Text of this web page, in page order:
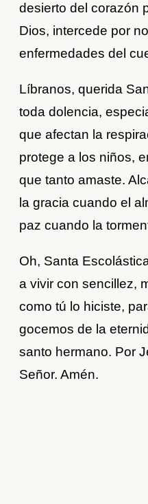
desierto del corazón
Dios, intercede por
enfermedades del
Líbranos, querida
toda dolencia,
que afectan la
protege a los niños,
que tanto amaste.
la gracia cuando el
paz cuando la
Oh, Santa
a vivir con sencillez,
como tú lo hiciste,
gocemos de la
santo hermano. Por
Señor. Amén.